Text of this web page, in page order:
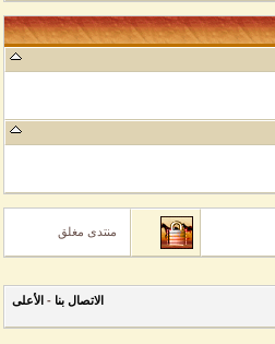
منتدى مغلق
الاتصال بنا- الأعلى